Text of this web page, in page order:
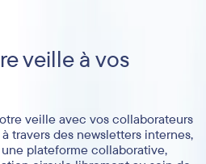
veille à vos
veille avec vos collaborateurs
travers des newsletters internes,
plateforme collaborative,